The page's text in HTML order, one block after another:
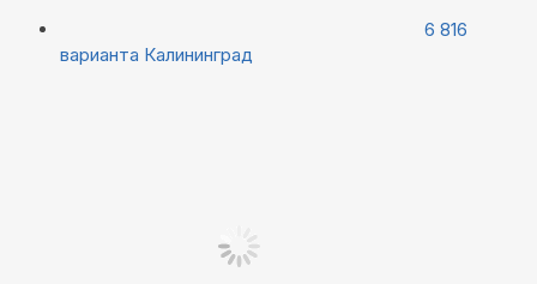
6 816
варианта Калининград